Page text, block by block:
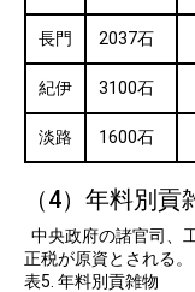
長門 2037石
紀伊 3100石
淡路 1600石
（4）年料別貢
中央政府の諸官司、
正税が原資とされる。
表5. 年料別貢雑物